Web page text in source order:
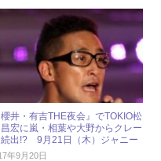
櫻井・有吉THE夜会』でTOKIO松
宏に嵐・相葉や大野からクレー
続出!? 9月21日（木）ジャニー
イドル出演情報
年9月20日